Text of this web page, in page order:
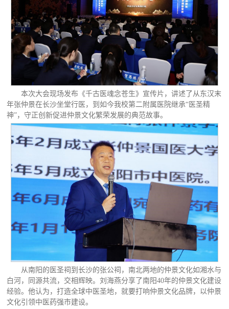
本次大会现场发布《千古医魂念苍生》宣传片，讲述了从东汉末
年张仲景在长沙坐堂行医，到如今我校第二附属医院继承“医圣精
神”，守正创新促进仲景文化繁荣发展的典范故事。
从南阳的医圣祠到长沙的张公祠，南北两地的仲景文化如湘水与
白河，同源共流，交相辉映。刘海燕分享了南阳40年的仲景文化建设
经验。他认为，打造全球中医圣地，就要打响仲景文化品牌，以仲景
文化引领中医药强市建设。